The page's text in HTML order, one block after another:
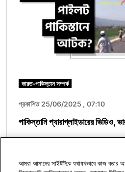
ভারত-পাকিস্তান সম্পর্ক
প্রকাশিত 25/06/2025 , 07:10
পাকিস্তানি প্যারাগ্লাইডারের ভিডিও,
আটকের নয়
আমরা আমাদের সাইটটিকে যথাযথভাবে কাজ করার